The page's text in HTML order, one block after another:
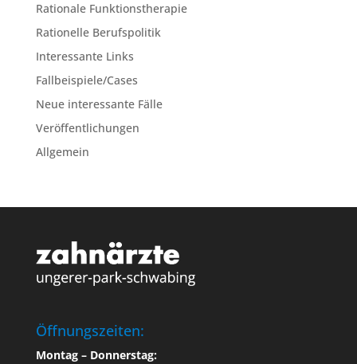
Rationale Funktionstherapie
Rationelle Berufspolitik
Interessante Links
Fallbeispiele/Cases
Neue interessante Fälle
Veröffentlichungen
Allgemein
Öffnungszeiten:
Montag – Donnerstag: